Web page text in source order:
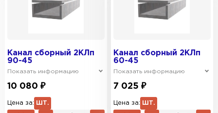
Канал сборный 2КЛп
90-45
Показать информацию
10 080 ₽
Цена за: ШТ.
Канал сборный 2КЛп
60-45
Показать информацию
7 025 ₽
Цена за: ШТ.